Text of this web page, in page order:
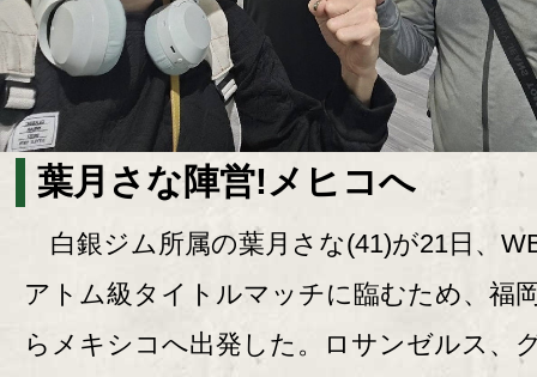
葉月さな陣営!メヒコへ
白銀ジム所属の葉月さな(41)が21日、
アトム級タイトルマッチに臨むため、福
らメキシコへ出発した。ロサンゼルス、